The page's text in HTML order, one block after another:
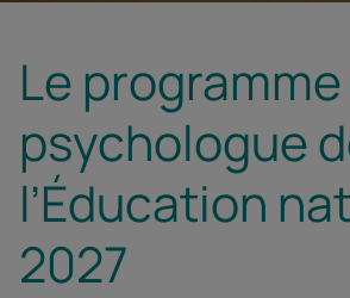
Le
psychologue
l’Éducation
2027